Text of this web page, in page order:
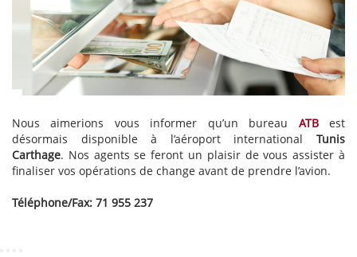
Nous aimerions vous informer qu’un bureau ATBest
désormais disponible à l’aéroport international Tunis
Carthage. Nos agents se feront un plaisir de vous assister à
finaliser vos opérations de change avant de prendre l’avion.
Téléphone/Fax: 71 955 237